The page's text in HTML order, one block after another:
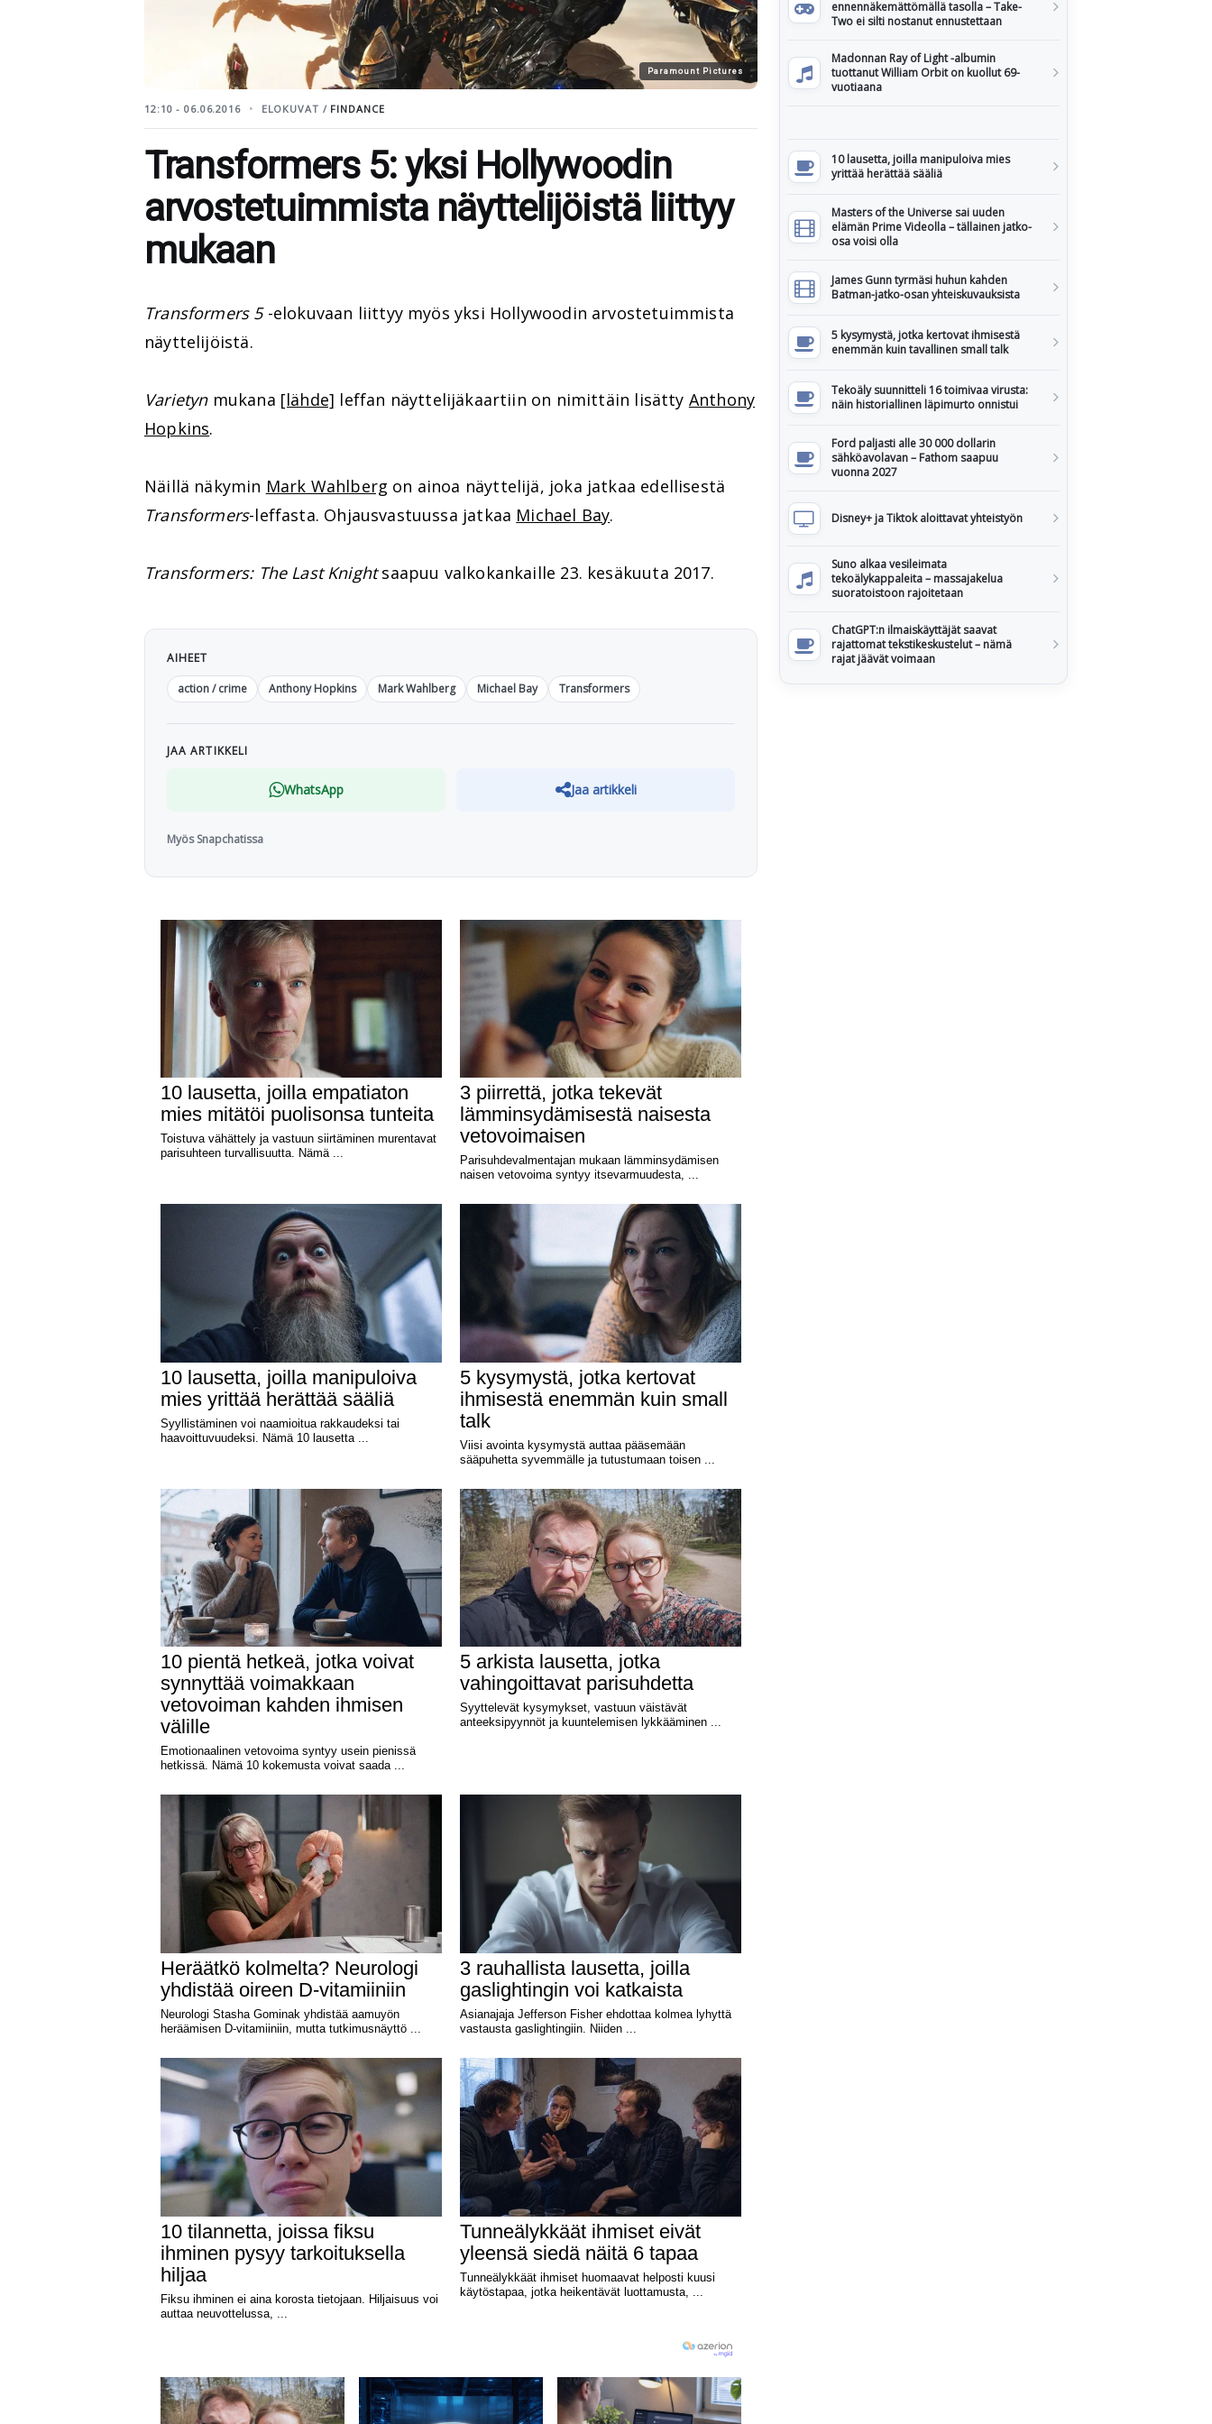
Paramount Pictures
12:10 - 06.06.2016 ELOKUVAT / FINDANCE
Transformers 5: yksi Hollywoodin
arvostetuimmista näyttelijöistä liittyy
mukaan
Transformers 5-elokuvaan liittyy myös yksi Hollywoodin arvostetuimmista
näyttelijöistä.
Varietynmukana [lähde] leffan näyttelijäkaartiin on nimittäin lisätty Anthony
Hopkins.
Näillä näkymin Mark Wahlberg on ainoa näyttelijä, joka jatkaa edellisestä
Transformers-leffasta. Ohjausvastuussa jatkaa Michael Bay.
Transformers: The Last Knightsaapuu valkokankaille 23. kesäkuuta 2017.
AIHEET
action / crime
Anthony Hopkins Mark Wahlberg Michael Bay Transformers
JAA ARTIKKELI
WhatsApp Jaa artikkeli
Myös Snapchatissa
ennennäkemättömällä tasolla – Take-
Two ei silti nostanut ennustettaan
Madonnan Ray of Light -albumin
tuottanut William Orbit on kuollut 69-
vuotiaana
10 lausetta, joilla manipuloiva mies
yrittää herättää sääliä
Masters of the Universe sai uuden
elämän Prime Videolla – tällainen jatko-
osa voisi olla
James Gunn tyrmäsi huhun kahden
Batman-jatko-osan yhteiskuvauksista
5 kysymystä, jotka kertovat ihmisestä
enemmän kuin tavallinen small talk
Tekoäly suunnitteli 16 toimivaa virusta:
näin historiallinen läpimurto onnistui
Ford paljasti alle 30 000 dollarin
sähköavolavan – Fathom saapuu
vuonna 2027
Disney+ ja Tiktok aloittavat yhteistyön
Suno alkaa vesileimata
tekoälykappaleita – massajakelua
suoratoistoon rajoitetaan
ChatGPT:n ilmaiskäyttäjät saavat
rajattomat tekstikeskustelut – nämä
rajat jäävät voimaan